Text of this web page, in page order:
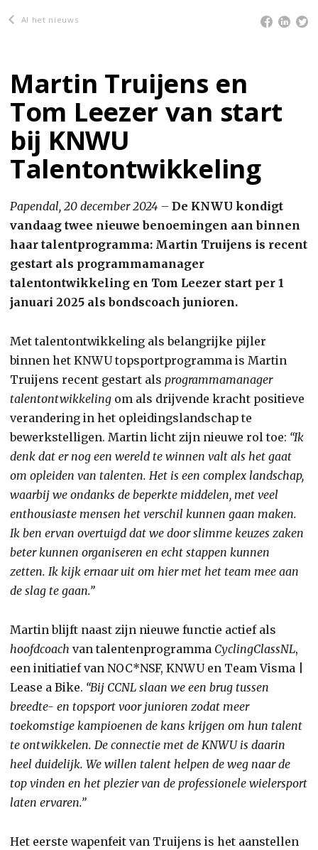
Al het nieuws
Martin Truijens en
Tom Leezer van start
bij KNWU
Talentontwikkeling
Papendal, 20 december 2024 –De KNWU kondigt
vandaag twee nieuwe benoemingen aan binnen
haar talentprogramma: Martin Truijens is recent
gestart als programmamanager
talentontwikkeling en Tom Leezer start per 1
januari 2025 als bondscoach junioren.
Met talentontwikkeling als belangrijke pijler
binnen het KNWU topsportprogramma is Martin
Truijens recent gestart als programmamanager
talentontwikkeling om als drijvende kracht positieve
verandering in het opleidingslandschap te
bewerkstelligen. Martin licht zijn nieuwe rol toe: “Ik
denk dat er nog een wereld te winnen valt als het gaat
om opleiden van talenten. Het is een complex landschap,
waarbij we ondanks de beperkte middelen, met veel
enthousiaste mensen het verschil kunnen gaan maken.
Ik ben ervan overtuigd dat we door slimme keuzes zaken
beter kunnen organiseren en echt stappen kunnen
zetten. Ik kijk ernaar uit om hier met het team mee aan
de slag te gaan.”
Martin blijft naast zijn nieuwe functie actief als
hoofdcoach van talentenprogramma CyclingClassNL,
een initiatief van NOC*NSF, KNWU en Team Visma |
Lease a Bike. “Bij CCNL slaan we een brug tussen
breedte- en topsport voor junioren zodat meer
toekomstige kampioenen de kans krijgen om hun talent
te ontwikkelen. De connectie met de KNWU is daarin
heel duidelijk. We willen talent helpen de weg naar de
top vinden en het plezier van de professionele wielersport
laten ervaren.”
Het eerste wapenfeit van Truijens is het aanstellen